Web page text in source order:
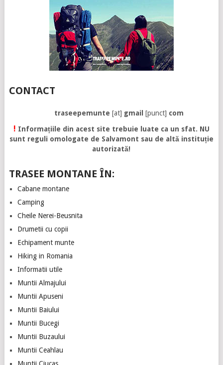
CONTACT
traseepemunte [at] gmail [punct] com
! Informațiile din acest site trebuie luate ca un sfat. NU
sunt reguli omologate de Salvamont sau de altă instituție
autorizată!
TRASEE MONTANE ÎN:
Cabane montane
Camping
Cheile Nerei-Beusnita
Drumetii cu copii
Echipament munte
Hiking in Romania
Informatii utile
Muntii Almajului
Muntii Apuseni
Muntii Baiului
Muntii Bucegi
Muntii Buzaului
Muntii Ceahlau